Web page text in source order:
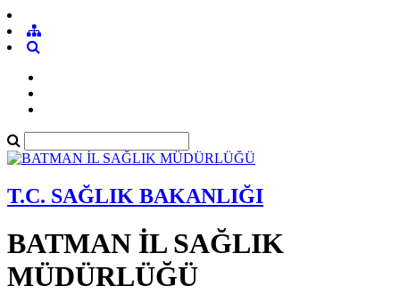
T.C. SAĞLIK BAKANLIĞI
BATMAN İL SAĞLIK
MÜDÜRLÜĞÜ